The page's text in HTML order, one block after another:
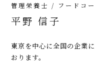
管理栄養士 / フードコ
平野 信子
東京を中心に全国の企業
おります。